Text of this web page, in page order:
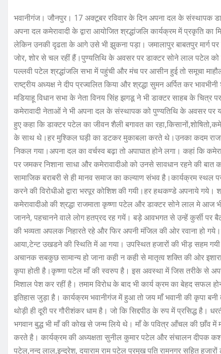
भवानीगंज। जौनपुर। 17 अक्टूबर रविवार के दिन अपना दल के संस्थापक
अपना दल कमेरावादी के द्वारा आयोजित श्रद्धांजलि कार्यक्रम में प्रकृति
लेकिन उनकी दृढता के आगे उसे भी झुकना पड़ा। जमालापुर बाबतपुर मार्ग पर
जोर, शोर से चल रहीं हैं।पुण्यतिथि के अवसर पर डाक्टर सोने लाल पटेल
पल्लवी पटेल श्रद्धांजलि सभा में पहुंची और मंच पर आसीन हुई तो समूचा
राष्ट्रीय अध्यक्ष ने दीप प्रज्वलित किया और श्रद्धा सुमन अर्पित कर
मडियाहू विधान सभा के नेता विनय सिंह झगडू ने भी डाक्टर साहब के चित्र
कमेरावादी नेताओं ने भी अपना दल के संस्थापक को पुण्यतिथि के अवसर पर
हुए कहा कि डाक्टर पटेल का जीवन शैली बगावत का
के साथ थे।हर मुश्किल घड़ी का डटकर मुकाबला करते थे।उनका कदम
निकल गया।अपना दल का वर्चस्व बढ़ा तो अपाघात होने लगा। कहां कि
पर जमकर निशाना साधा और कमेरावादीओ को उनसे सावधान रहने की
सामाजिक बराबरी से ही मानव समाज का कल्याण संभव है।कार्यक्रम स्थल
करने की विरोधीओ द्वारा भरपूर कोशिश की गयी।हर हथकण्डे अपनाये गये।
कमेरावादीओ की श्रद्धा राजमाता कृष्णा पटेल और डाक्टर सोने लाल मे आज
जानने, पहचानने वाले लोग हतप्रद रह गयें। बड़े आवभगत से उन्हें कुर्सी पर
की भव्यता अपलक निहारते रहे और फिर अपनी मंजिल की ओर रवाना हो
आया,टेन्ट उखडने की स्थिति में आ गया। उपस्थित हजारों की भीड़ सहम
अचानक सबकुछ सामान्य हो जाना कही न कही से मातृत्व शक्ति की ओर
कृपा होती है।कृष्णा पटेल माँ की स्वरुप है। इस अवस्था में जिस तरीके से
मिशाल पेश कर रहीं है। तमाम विरोध के बाद भी कार्य क्रम का बेहद सफल
इतिहास जुड़ा है। कार्यक्रम भवानीगंज में हुआ तो जय माँ भवानी की कृपा
थोड़ी ही दूरी पर गौरीशंकर धाम है। जो कि सिद्दपीठ के रुप में प्रसिद्ध
भगवान बुद्ध भी माँ की कोख से जन्म लिये थे। माँ के पवित्र आँचल की छाँव में
करते है। कार्यक्रम की अध्यक्षता सुनील कुमार पटेल और संचालन दीपक
पटेल,नन्द लाल,इन्द्रेश, दयाराम राम पटेल प्रमुख पति रामनगर सहित